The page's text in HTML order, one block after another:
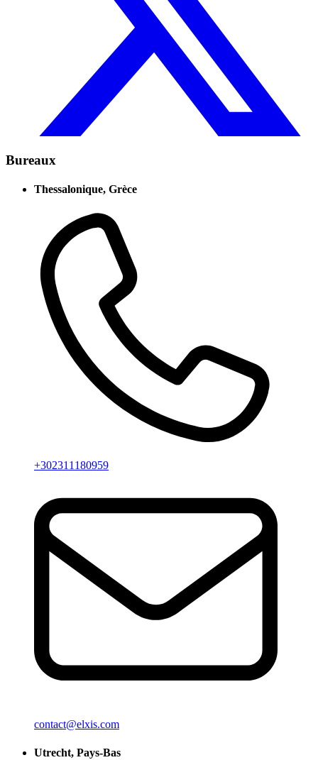
Bureaux
Thessalonique, Grèce
+302311180959
contact@elxis.com
Utrecht, Pays-Bas